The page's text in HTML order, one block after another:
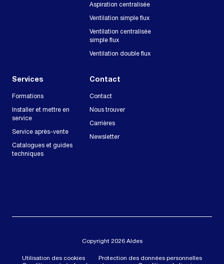
Aspiration centralisée
Ventilation simple flux
Ventilation centralisée
simple flux
Ventilation double flux
Services
Formations
Installer et mettre en
service
Service après-vente
Catalogues et guides
techniques
Contact
Contact
Nous trouver
Carrières
Newsletter
Copyright 2026 Aldes
Utilisation des cookies
Protection des données personnelles